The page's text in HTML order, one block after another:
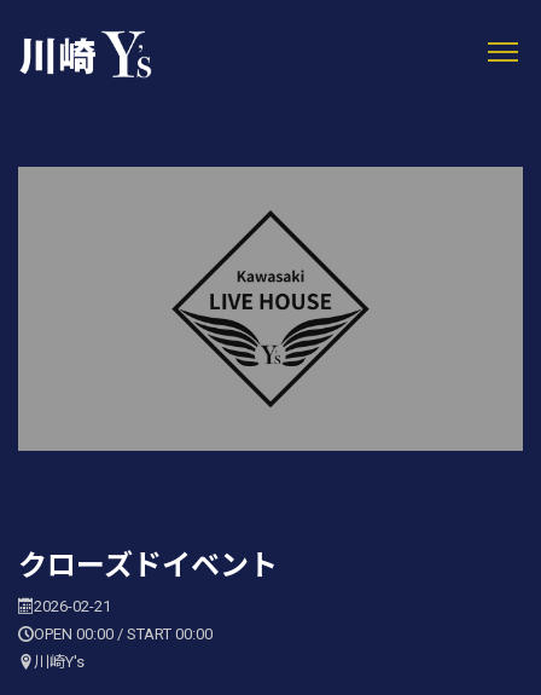
クローズドイベント
2026-02-21
OPEN 00:00 / START 00:00
川崎Y's